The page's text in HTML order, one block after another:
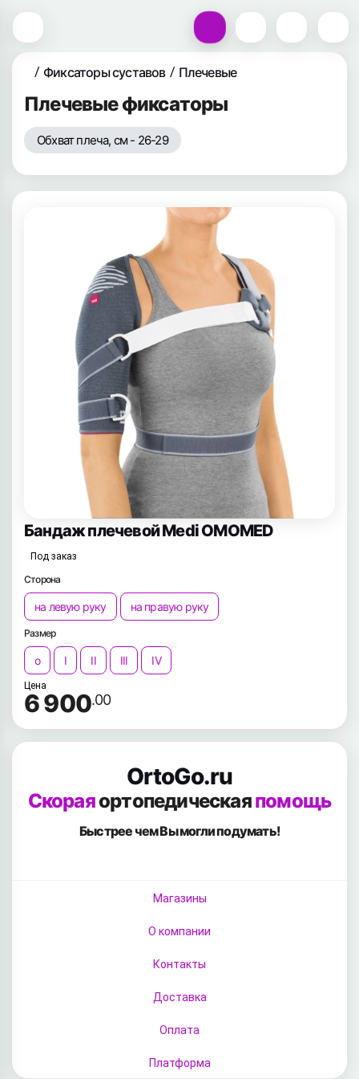
Фиксаторы суставов Плечевые
Плечевые фиксаторы
Обхват плеча, см - 26-29
Бандаж плечевой Medi OMOMED
Под заказ
Сторона
на левую руку на правую руку
Размер
o I II III IV
Цена
6 900.00
OrtoGo.ru
Скораяортопедическаяпомощь
Быстрее чем Вымогли подумать!
Магазины
О компании
Контакты
Доставка
Оплата
Платформа